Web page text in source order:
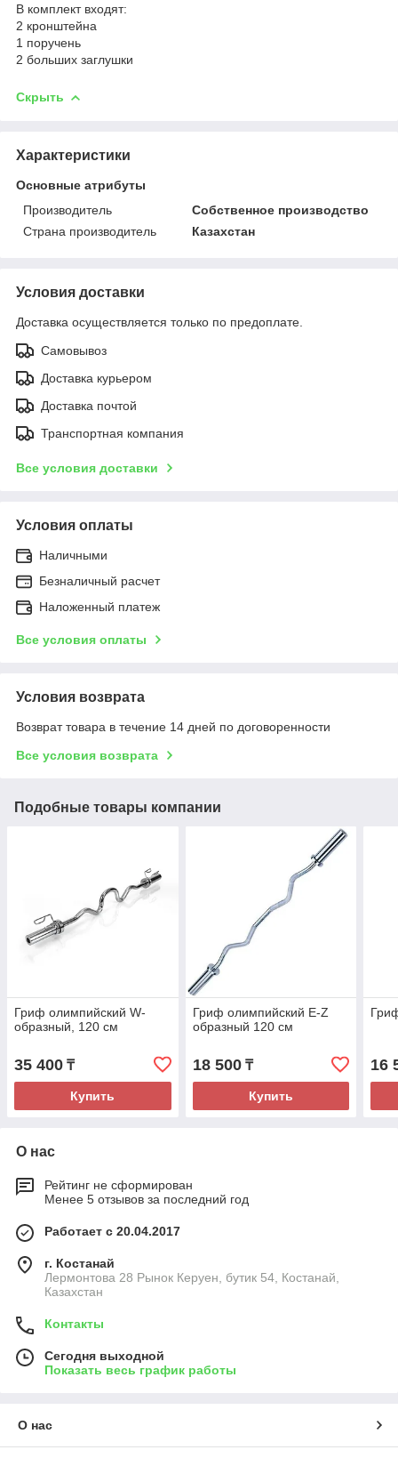
В комплект входят:
2 кронштейна
1 поручень
2 больших заглушки
Скрыть
Характеристики
Основные атрибуты
Производитель
Собственное производство
Страна производитель
Казахстан
Условия доставки
Доставка осуществляется только по предоплате.
Самовывоз
Доставка курьером
Доставка почтой
Транспортная компания
Все условия доставки
Условия оплаты
Наличными
Безналичный расчет
Наложенный платеж
Все условия оплаты
Условия возврата
Возврат товара в течение 14 дней по договоренности
Все условия возврата
Подобные товары компании
Гриф олимпийский W-
образный, 120 см
35 400 ₸
Купить
Гриф олимпийский Е-Z
образный 120 см
18 500₸
Купить
16
О нас
Рейтинг не сформирован
Менее 5 отзывов за последний год
Работает с 20.04.2017
г. Костанай
Лермонтова 28 Рынок Керуен, бутик 54, Костанай,
Казахстан
Контакты
Сегодня выходной
Показать весь график работы
О нас